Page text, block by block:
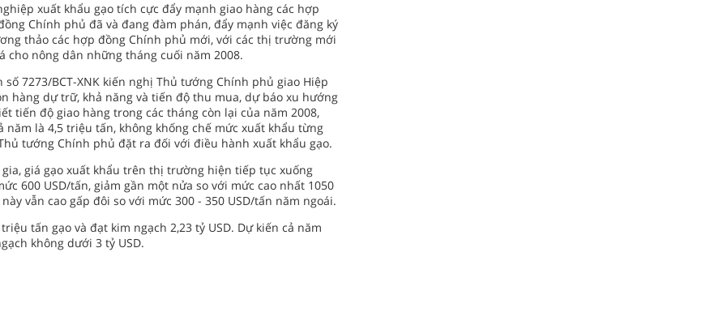
xuất khẩu gạo tích cực đẩy mạnh giao hàng các hợp
Chính phủ đã và đang đàm phán, đẩy mạnh việc đăng ký
thảo các hợp đồng Chính phủ mới, với các thị trường mới
nông dân những tháng cuối năm 2008.
số 7273/BCT-XNK kiến nghị Thủ tướng Chính phủ giao Hiệp
hàng dự trữ, khả năng và tiến độ thu mua, dự báo xu hướng
tiến độ giao hàng trong các tháng còn lại của năm 2008,
là 4,5 triệu tấn, không khống chế mức xuất khẩu từng
tướng Chính phủ đặt ra đối với điều hành xuất khẩu gạo.
giá gạo xuất khẩu trên thị trường hiện tiếp tục xuống
600 USD/tấn, giảm gần một nửa so với mức cao nhất 1050
vẫn cao gấp đôi so với mức 300 - 350 USD/tấn năm ngoái.
tấn gạo và đạt kim ngạch 2,23 tỷ USD. Dự kiến cả năm
không dưới 3 tỷ USD.